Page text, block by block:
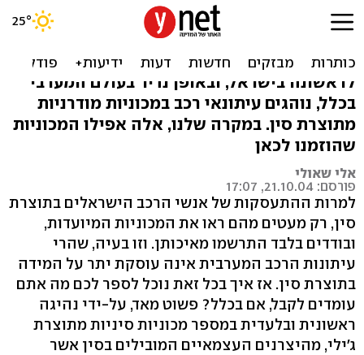
אנחנו נוהגים במכוניות
לראשונה בישראל, ובאופן נדיר בעולם המערבי
בכלל, נוהגים עיתונאי רכב במכוניות מודרניות
מתוצרת סין. במקרה שלנו, אלה אפילו המכוניות
שהוזמנו לכאן
אלי שאולי
פורסם: 21.10.04, 17:07
למרות ההתעסקות של אנשי הרכב הישראלים בתוצרת
סין, רק מעטים מהם ראו את המכוניות המיועדות,
ובודדים בלבד התרשמו מאיכותן. וזו בעיה, שהרי
עיתונות הרכב המערבית אינה עוסקת יתר על המידה
בתוצרת סין. אז איך בכל זאת נוכל לספר לכם מה אתם
עומדים לקבל, אם בכלל? פשוט מאד, על-ידי נהיגה
ראשונית ובלעדית במספר מכוניות סיניות מתוצרת
ג'ילי, מהיצרנים העצמאיים המובילים בסין אשר